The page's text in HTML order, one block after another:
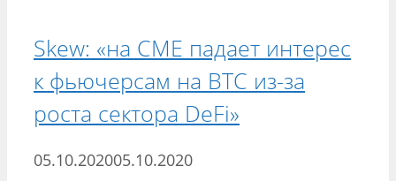
Skew: «на CME падает интерес
к фьючерсам на BTC из-за
роста сектора DeFi»
05.10.202005.10.2020